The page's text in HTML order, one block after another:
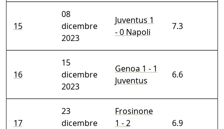
15
08
dicembre
2023
Juventus 1
- 0 Napoli
7.3
16
15
dicembre
2023
Genoa 1 - 1
Juventus
6.6
17
23
dicembre
Frosinone
1 - 2
6.9